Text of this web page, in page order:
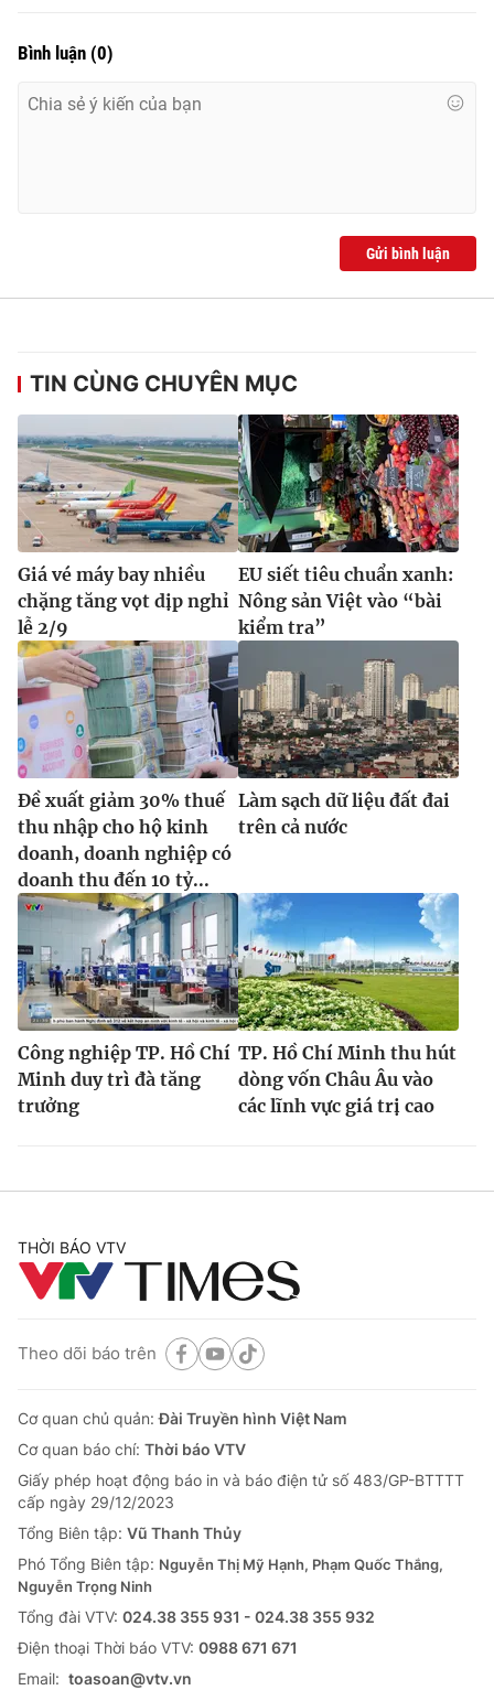
® Cấm sao chép dưới mọi hình thức nếu không có sự chấp
Bình luận (0)
Gửi bình luận
TIN CÙNG CHUYÊN MỤC
Giá vé máy bay nhiều
chặng tăng vọt dịp nghỉ
lễ 2/9
EU siết tiêu chuẩn xanh:
Nông sản Việt vào “bài
kiểm tra”
Đề xuất giảm 30% thuế
thu nhập cho hộ kinh
doanh, doanh nghiệp có
doanh thu đến 10 tỷ...
Làm sạch dữ liệu đất đai
trên cả nước
Công nghiệp TP. Hồ Chí
Minh duy trì đà tăng
trưởng
TP. Hồ Chí Minh thu hút
dòng vốn Châu Âu vào
các lĩnh vực giá trị cao
THỜI BÁO VTV
Theo dõi báo trên
Cơ quan chủ quản:Đài Truyền hình Việt Nam
Cơ quan báo chí: Thời báo VTV
Giấy phép hoạt động báo in và báo điện tử số 483/GP-BTTTT
cấp ngày 29/12/2023
Tổng Biên tập: Vũ Thanh Thủy
Phó Tổng Biên tập: Nguyễn Thị Mỹ Hạnh, Phạm Quốc Thắng,
Nguyễn Trọng Ninh
Tổng đài VTV: 024.38 355 931 - 024.38 355 932
Ðiện thoại Thời báo VTV: 0988 671 671
Email: toasoan@vtv.vn